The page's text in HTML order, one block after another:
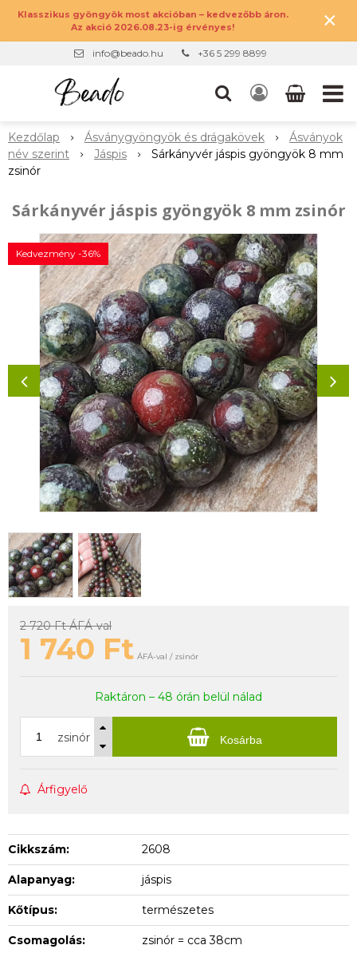
Klasszikus gyöngyök most akcióban – kedvezőbb áron.
Az akció 2026.08.23-ig érvényes!
×
info@beado.hu +36 5 299 8899
Kezdőlap Ásványgyöngyök és drágakövek
Ásványok
név szerint
Jáspis
Sárkányvér jáspis gyöngyök 8 mm
zsinór
Sárkányvér jáspis gyöngyök 8 mm zsinór
Kedvezmény -36%
2 720 FtÁFÁ-val
1 740 Ft ÁFÁ-val / zsinór
Raktáron – 48 órán belül nálad
zsinór Kosárba
Árfigyelő
Cikkszám: 2608
Alapanyag: jáspis
Kőtípus: természetes
Csomagolás: zsinór = cca 38cm